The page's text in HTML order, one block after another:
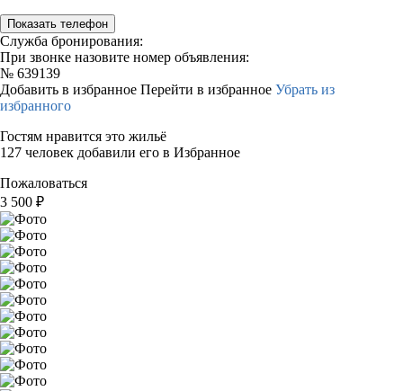
Показать телефон
Служба бронирования:
При звонке назовите номер объявления:
№ 639139
Добавить в избранное Перейти в избранное Убрать из
избранного
Гостям нравится это жильё
127 человек добавили его в Избранное
Пожаловаться
3 500 ₽